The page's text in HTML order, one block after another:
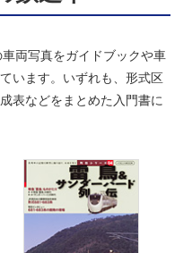
両写真をガイドブックや車
います。いずれも、形式区
表などをまとめた入門書に